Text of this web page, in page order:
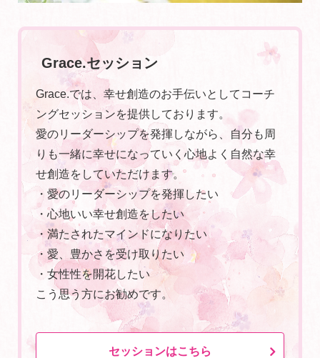
Grace.セッション
Grace.では、幸せ創造のお手伝いとしてコーチ
ングセッションを提供しております。
愛のリーダーシップを発揮しながら、自分も周
りも一緒に幸せになっていく心地よく自然な幸
せ創造をしていただけます。
・愛のリーダーシップを発揮したい
・心地いい幸せ創造をしたい
・満たされたマインドになりたい
・愛、豊かさを受け取りたい
・女性性を開花したい
こう思う方にお勧めです。
セッションはこちら